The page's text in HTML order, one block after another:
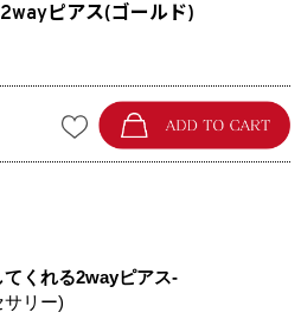
ピアス(ゴールド)
くれる2wayピアス-
リー)